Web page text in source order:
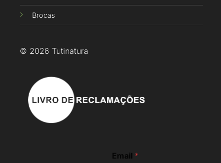
Brocas
© 2026 Tutinatura
m
Email *